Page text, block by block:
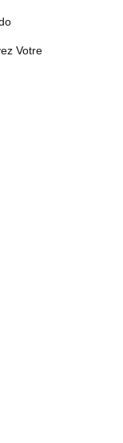
Votre